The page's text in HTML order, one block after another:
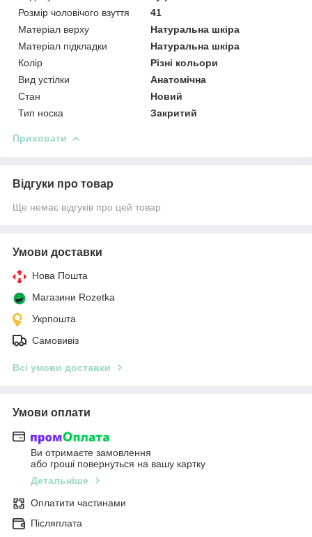
Розмір чоловічого взуття
41
Матеріал верху
Натуральна шкіра
Матеріал підкладки
Натуральна шкіра
Колір
Різні кольори
Вид устілки
Анатомічна
Стан
Новий
Тип носка
Закритий
Приховати
Відгуки про товар
Ще немає відгуків про цей товар
Умови доставки
Нова Пошта
Магазини Rozetka
Укрпошта
Самовивіз
Всі умови доставки
Умови оплати
Ви отримаєте замовлення
або гроші повернуться на вашу картку
Детальніше
Оплатити частинами
Післяплата